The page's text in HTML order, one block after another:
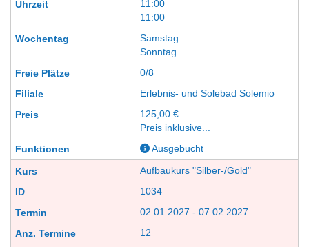
11:00
11:00
Samstag
Sonntag
0/8
Erlebnis- und Solebad Solemio
125,00 €
Preis inklusive...
Ausgebucht
Aufbaukurs "Silber-/Gold"
1034
02.01.2027 - 07.02.2027
12